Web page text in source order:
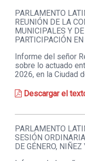
PARLAMENTO
REUNIÓN DE LA
MUNICIPALES Y
PARTICIPACIÓN
Informe del señor
sobre lo actuado
2026, en la Ciudad
Descargar el
PARLAMENTO
SESIÓN
DE GÉNERO,